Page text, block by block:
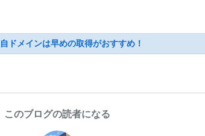
ドメインは早めの取得がおすすめ！
このブログの読者になる